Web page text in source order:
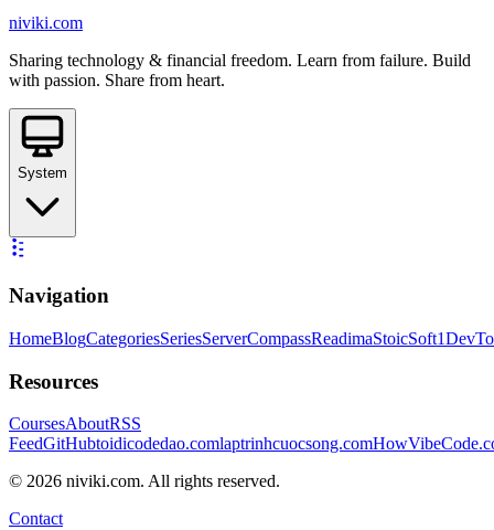
niviki.com
Sharing technology & financial freedom. Learn from failure. Build
with passion. Share from heart.
System
Navigation
HomeBlogCategoriesSeriesServerCompassReadimaStoicSoft
Resources
CoursesAboutRSS
FeedGitHubtoidicodedao.comlaptrinhcuocsong.com
© 2026 niviki.com. All rights reserved.
Contact